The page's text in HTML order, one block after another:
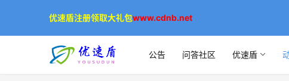
公告 问答社区 优速盾
优速盾注册领取大礼包www.cdnb.net